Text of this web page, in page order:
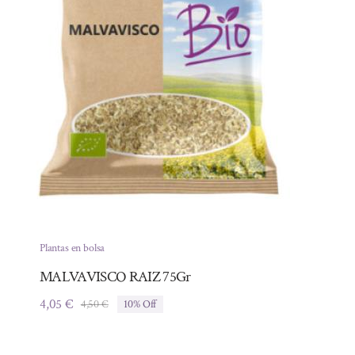
Plantas en bolsa
MALVAVISCO RAIZ 75Gr
4,50€El
4,05€
El
10% Off